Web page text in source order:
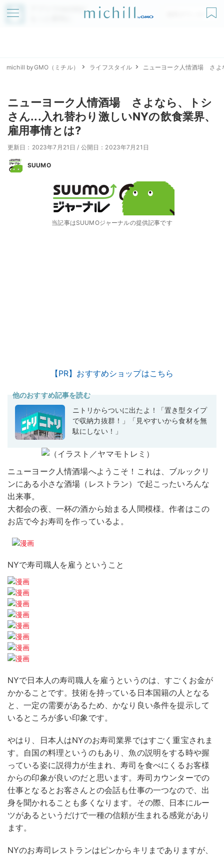
アプリでmichillが
無料ダウンロード
michill byGMO（ミチル） ライフスタイル ニューヨーク人情酒場 さよ
ニューヨーク人情酒場 さよなら、トシ
さん...入れ替わり激しいNYの飲食業界、
雇用事情とは?
更新日：2023年7月21日 / 公開日：2023年7月21日
SUUMO
当記事はSUUMOジャーナルの提供記事です
【PR】おすすめショップはこちら
他のおすすめ記事を読む
ニトリからついに出たよ！「置き型タイプ
で収納力抜群！」「見やすいから食材を無
駄にしない！」
ニューヨーク人情酒場へようこそ！これは、ブルックリ
ンにある小さな酒場（レストラン）で起こったいろんな
出来事。
大都会の夜、一杯の酒から始まる人間模様。作者はこの
お店で今お寿司を作っているよ。
NYで寿司職人を雇うということ
NYで日本人の寿司職人を雇うというのは、すごくお金が
かかることです。技術を持っている日本国籍の人となる
と、一定の需要があるため、かなり良い条件を提示して
いるところが多い印象です。
やはり、日本人はNYのお寿司業界ではすごく重宝されま
す。自国の料理というのもあり、魚の説明をする時や握
っている姿に説得力が生まれ、寿司を食べにくるお客様
からの印象が良いのだと思います。寿司カウンターでの
仕事となるとお客さんとの会話も仕事の一つなので、出
身を聞かれることも多くなります。その際、日本にルー
ツがあるというだけで一種の信頼が生まれる感覚があり
ます。
NYのお寿司レストランはピンからキリまでありますが、